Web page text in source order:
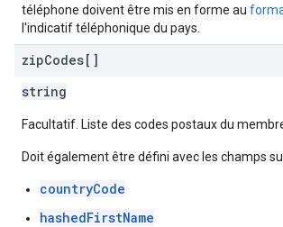
téléphone doivent être mis en forme au
l'indicatif téléphonique du pays.
zipCodes[]
string
Facultatif. Liste des codes postaux du
Doit également être défini avec les champs
countryCode
hashedFirstName